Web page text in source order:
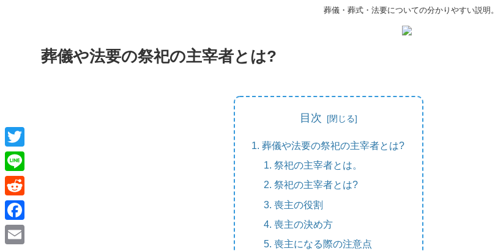
葬儀・葬式・法要についての分かりやすい説明。
葬儀や法要の祭祀の主宰者とは?
目次
葬儀や法要の祭祀の主宰者とは?
祭祀の主宰者とは。
祭祀の主宰者とは?
喪主の役割
喪主の決め方
喪主になる際の注意点
T
w
i
t
L
i
n
e
R
e
d
F